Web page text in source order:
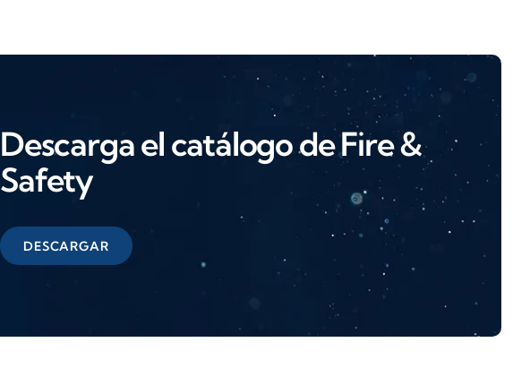
Descarga el catálogo de Fire &
Safety
DESCARGAR